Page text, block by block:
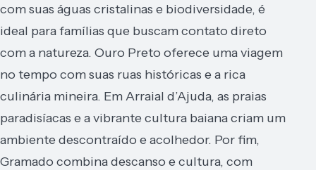
com suas águas cristalinas e biodiversidade, é
ideal para famílias que buscam contato direto
com a natureza. Ouro Preto oferece uma viagem
no tempo com suas ruas históricas e a rica
culinária mineira. Em Arraial d’Ajuda, as praias
paradisíacas e a vibrante cultura baiana criam um
ambiente descontraído e acolhedor. Por fim,
Gramado combina descanso e cultura, com